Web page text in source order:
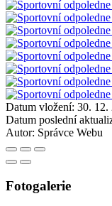
Datum vložení: 30. 12.
Datum poslední
Autor: Správce Webu
Fotogalerie